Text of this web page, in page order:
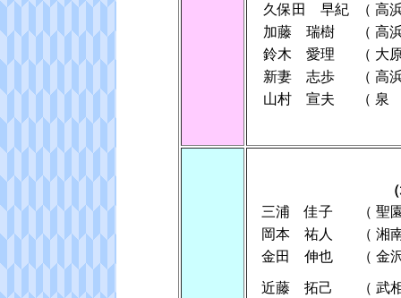
久保田 早紀
（ 高
加藤 瑞樹
（ 高
鈴木 愛理
（ 大
新妻 志歩
（ 高
山村 宣夫
（ 泉
（
三浦 佳子
（ 聖
岡本 祐人
（ 湘
金田 伸也
（ 金
近藤 拓己 （ 武